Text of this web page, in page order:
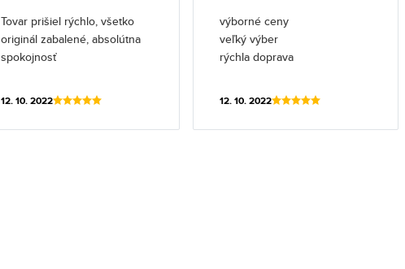
Tovar prišiel rýchlo, všetko
originál zabalené, absolútna
spokojnosť
12. 10. 2022
výborné ceny
veľký výber
rýchla doprava
12. 10. 2022